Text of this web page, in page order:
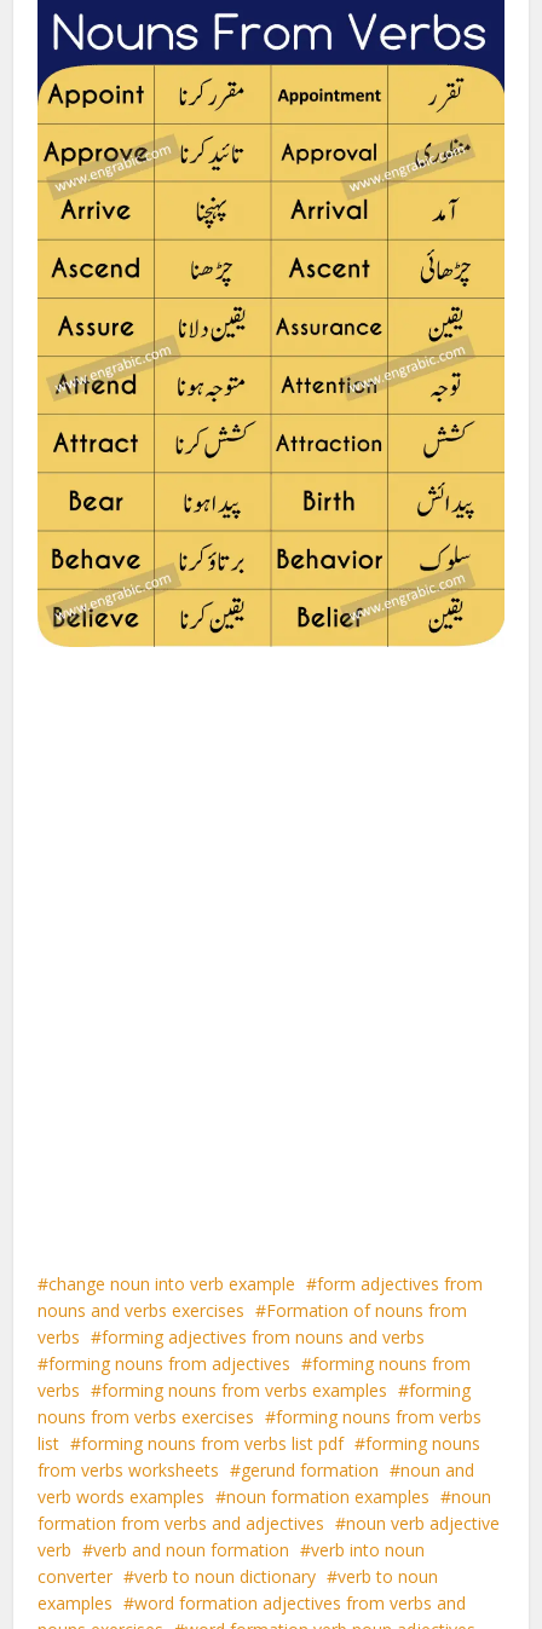
change noun into verb example
form adjectives from
nouns and verbs exercises
Formation of nouns from
verbs
forming adjectives from nouns and verbs
forming nouns from adjectives
forming nouns from
verbs
forming nouns from verbs examples
forming
nouns from verbs exercises
forming nouns from verbs
list
forming nouns from verbs list pdf
forming nouns
from verbs worksheets
gerund formation
noun and
verb words examples
noun formation examples
noun
formation from verbs and adjectives
noun verb adjective
verb
verb and noun formation
verb into noun
converter
verb to noun dictionary
verb to noun
examples
word formation adjectives from verbs and